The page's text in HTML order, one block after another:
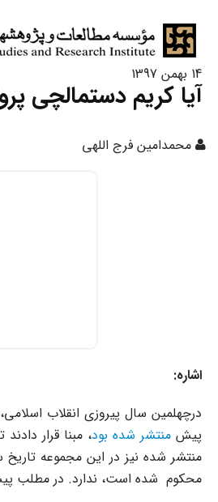
14 بهمن 1397
آیا کریم دستمالچی
محمدامین فرج اللهی
اشاره:
درچهلمین سال پیروزی انقلاب
پیش منتشر شده بود، مبنا قرار
محکوم شده است، ندارد. در مطلب